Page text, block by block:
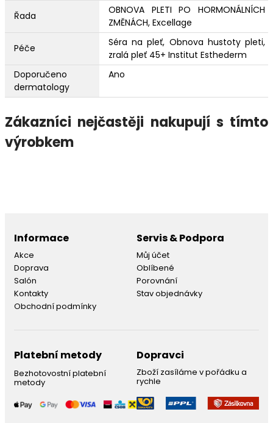
Řada
OBNOVA PLETI PO HORMONÁLNÍCH
ZMĚNÁCH, Excellage
Péče
Séra na pleť, Obnova hustoty pleti,
zralá pleť 45+ Institut Esthederm
Doporučeno
dermatology
Ano
Zákazníci nejčastěji nakupují s tímto
výrobkem
Informace
Akce
Doprava
Salón
Kontakty
Obchodní podmínky
Servis & Podpora
Můj účet
Oblíbené
Porovnání
Stav objednávky
Platební metody
Bezhotovostní platební
metody
Dopravci
Zboží zasíláme v pořádku a
rychle